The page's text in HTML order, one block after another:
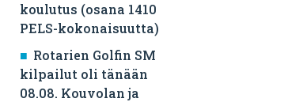
koulutus (osana 1410
PELS-kokonaisuutta)
Rotarien Golfin SM
kilpailut oli tänään
08.08. Kouvolan ja